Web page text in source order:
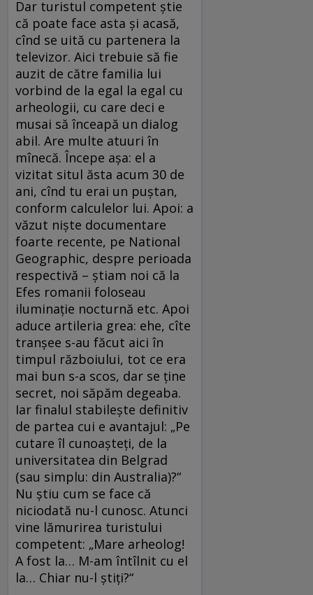
Dar turistul competent știe
că poate face asta și acasă,
cînd se uită cu partenera la
televizor. Aici trebuie să fie
auzit de către familia lui
vorbind de la egal la egal cu
arheologii, cu care deci e
musai să înceapă un dialog
abil. Are multe atuuri în
mînecă. Începe așa: el a
vizitat situl ăsta acum 30 de
ani, cînd tu erai un puștan,
conform calculelor lui. Apoi: a
văzut niște documentare
foarte recente, pe National
Geographic, despre perioada
respectivă – știam noi că la
Efes romanii foloseau
iluminație nocturnă etc. Apoi
aduce artileria grea: ehe, cîte
tranșee s-au făcut aici în
timpul războiului, tot ce era
mai bun s-a scos, dar se ține
secret, noi săpăm degeaba.
Iar finalul stabilește definitiv
de partea cui e avantajul: „Pe
cutare îl cunoașteți, de la
universitatea din Belgrad
(sau simplu: din Australia)?“
Nu știu cum se face că
niciodată nu-l cunosc. Atunci
vine lămurirea turistului
competent: „Mare arheolog!
A fost la… M-am întîlnit cu el
la… Chiar nu-l știți?“